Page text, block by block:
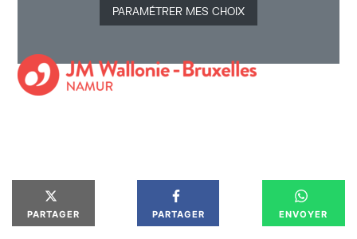
PARAMÉTRER MES CHOIX
PARTAGER PARTAGER ENVOYER